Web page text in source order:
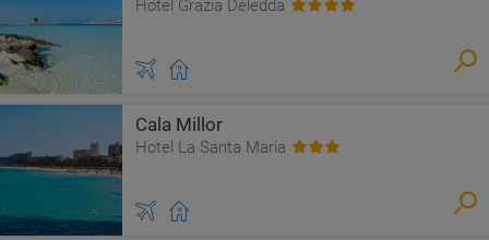
Hotel Grazia Deledda
Cala Millor
Hotel La Santa Maria